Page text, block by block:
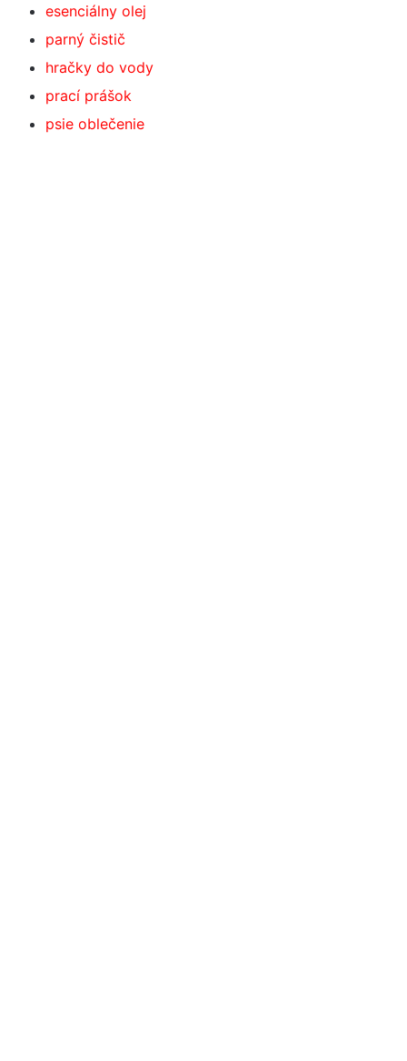
esenciálny olej
parný čistič
hračky do vody
prací prášok
psie oblečenie